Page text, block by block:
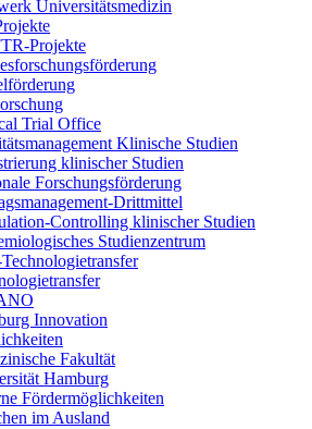
Universitätsmedizin
Projekte
Trial Office
Klinische Studien
klinischer Studien
Forschungsförderung
Drittmittel
Controlling klinischer Studien
Studienzentrum
Innovation
Fakultät
Hamburg
Fördermöglichkeiten
im Ausland